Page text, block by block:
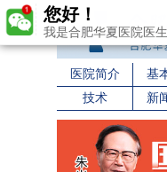
医院简介 基
技术
新
您好！
我是合肥华夏医院医